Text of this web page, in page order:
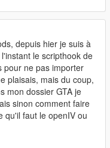
it on fivem 3D realistic
3d_artist .
PAS MON MODELE
WITHOUT
depuis hier je suis à
le scripthook de
pour ne pas importer
plaisais, mais du coup,
mon dossier GTA je
sinon comment faire
qu'il faut le openIV ou